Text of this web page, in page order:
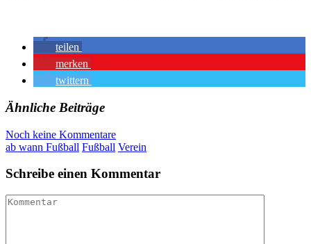
teilen
merken
twittern
Ähnliche Beiträge
Noch keine Kommentare
ab wann Fußball Fußball Verein
Schreibe einen Kommentar